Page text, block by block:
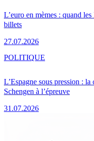
L’euro en mèmes : quand
billets
27.07.2026
L’Espagne sous pression :
Schengen à l’épreuve
31.07.2026
POLITIQUE